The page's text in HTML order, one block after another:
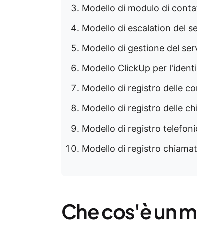
Modello di modulo di
Modello di escalation del
Modello di gestione del
Modello ClickUp per
Modello di registro delle
Modello di registro delle
Modello di registro
Modello di registro
Che cos'è un